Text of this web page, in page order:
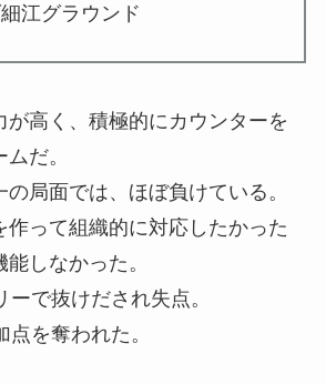
江グラウンド
が高く、積極的にカウンターを
だ。
局面では、ほぼ負けている。
作って組織的に対応したかった
しなかった。
で抜けだされ失点。
を奪われた。